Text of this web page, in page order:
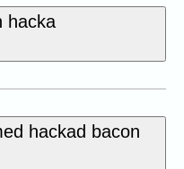
hacka
hackad bacon